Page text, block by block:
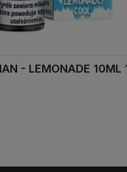
- LEMONADE 10ML